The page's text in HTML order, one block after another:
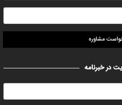
مشاوره
در خبرنامه